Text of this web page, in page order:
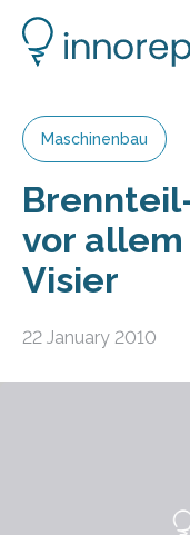
Maschinenbau
vor
Visier
22 January 2010